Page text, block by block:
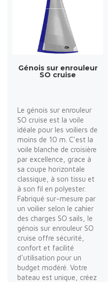
Génois sur enrouleur
SO cruise
Le génois sur enrouleur
SO cruise est la voile
idéale pour les voiliers de
moins de 10 m. C'est la
voile blanche de croisière
par excellence, grace à
sa coupe horizontale
classique, à son tissu et
à son fil en polyester.
Fabriqué sur-mesure par
un voilier selon le cahier
des charges SO sails, le
génois sur enrouleur SO
cruise offre sécurité,
confort et facilité
d'utilisation pour un
budget modéré. Votre
bateau est unique, créez